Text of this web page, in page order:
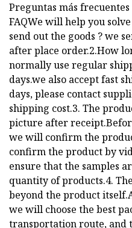
Preguntas más frecuentes
FAQWe will help you
send out the goods ? we
after place order.2.How
normally use regular
days.we also accept fast
days, please contact
shipping cost.3. The
picture after
we will confirm the
confirm the product by
ensure that the samples
quantity of products.4.
beyond the product
we will choose the best
transportation route, and